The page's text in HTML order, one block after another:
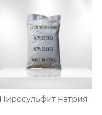
Пиросульфит натрия